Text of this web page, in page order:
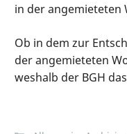
in der angemieteten
Ob in dem zur
der angemieteten
weshalb der BGH